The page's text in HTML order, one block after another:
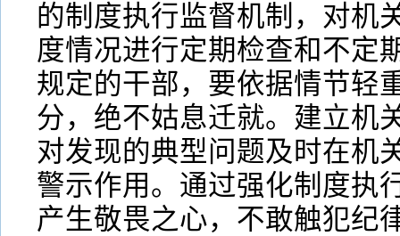
的制度执行监督机制，对机
度情况进行定期检查和不定
规定的干部，要依据情节轻
分，绝不姑息迁就。建立机
对发现的典型问题及时在机
警示作用。通过强化制度执
产生敬畏之心，不敢触犯纪